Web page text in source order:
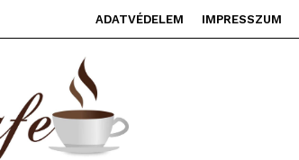
ADATVÉDELEM IMPRESSZUM